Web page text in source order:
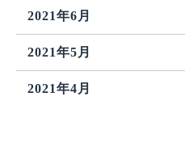
2021年6月
2021年5月
2021年4月